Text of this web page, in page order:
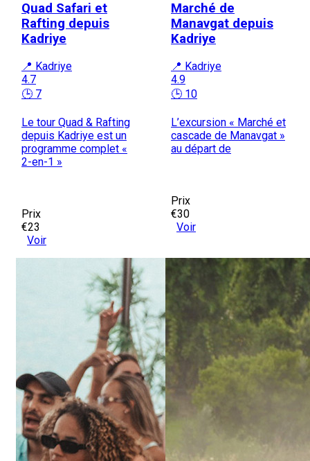
Quad Safari et
Rafting depuis
Kadriye
📍 Kadriye
4.7
🕒 7
Le tour Quad & Rafting
depuis Kadriye est un
programme complet «
2-en-1 »
Prix
€23
Voir
Marché de
Manavgat depuis
Kadriye
📍 Kadriye
4.9
🕒 10
L’excursion « Marché et
cascade de Manavgat »
au départ de
Prix
€30
Voir